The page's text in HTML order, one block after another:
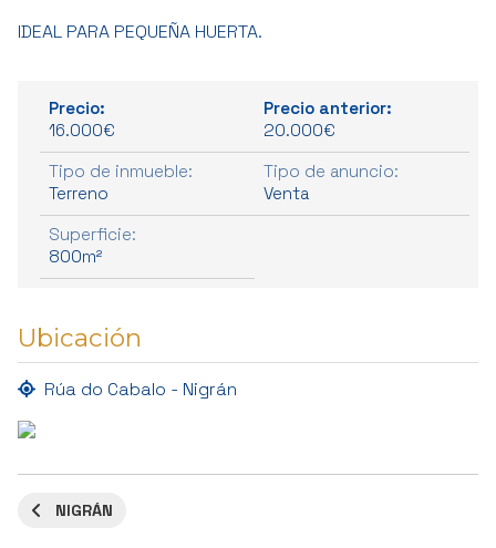
IDEAL PARA PEQUEÑA HUERTA.
Precio:
16.000€
Precio anterior:
20.000€
Tipo de inmueble:
Terreno
Tipo de anuncio:
Venta
Superficie:
800m²
Ubicación
Rúa do Cabalo - Nigrán
NIGRÁN